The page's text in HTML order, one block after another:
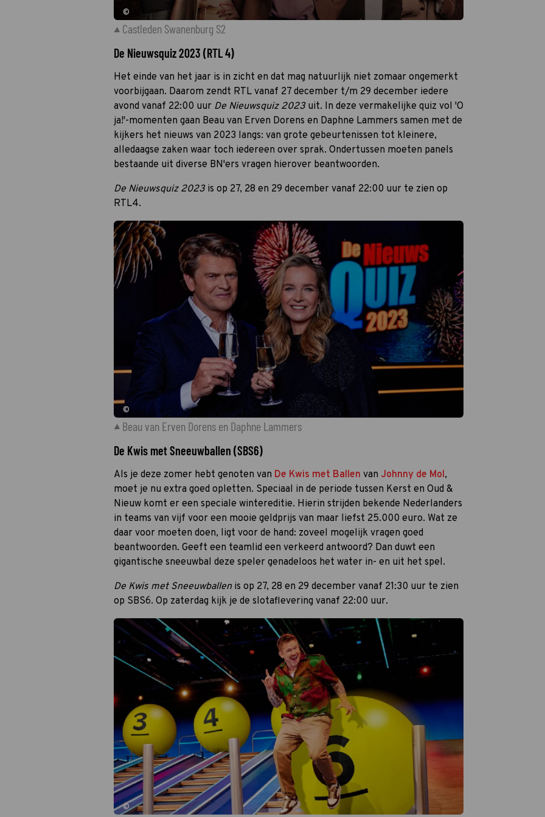
©
Castleden Swanenburg S2
De Nieuwsquiz 2023 (RTL 4)
Het einde van het jaar is in zicht en dat mag natuurlijk niet zomaar ongemerkt
voorbijgaan. Daarom zendt RTL vanaf 27 december t/m 29 december iedere
avond vanaf 22:00 uur De Nieuwsquiz 2023uit. In deze vermakelijke quiz vol 'O
ja!'-momenten gaan Beau van Erven Dorens en Daphne Lammers samen met de
kijkers het nieuws van 2023 langs: van grote gebeurtenissen tot kleinere,
alledaagse zaken waar toch iedereen over sprak. Ondertussen moeten panels
bestaande uit diverse BN'ers vragen hierover beantwoorden.
De Nieuwsquiz 2023is op 27, 28 en 29 december vanaf 22:00 uur te zien op
RTL4.
©
Beau van Erven Dorens en Daphne Lammers
De Kwis met Sneeuwballen (SBS6)
Als je deze zomer hebt genoten van De Kwis met Ballen van Johnny de Mol,
moet je nu extra goed opletten. Speciaal in de periode tussen Kerst en Oud &
Nieuw komt er een speciale wintereditie. Hierin strijden bekende Nederlanders
in teams van vijf voor een mooie geldprijs van maar liefst 25.000 euro. Wat ze
daar voor moeten doen, ligt voor de hand: zoveel mogelijk vragen goed
beantwoorden. Geeft een teamlid een verkeerd antwoord? Dan duwt een
gigantische sneeuwbal deze speler genadeloos het water in- en uit het spel.
De Kwis met Sneeuwballen is op 27, 28 en 29 december vanaf 21:30 uur te zien
op SBS6. Op zaterdag kijk je de slotaflevering vanaf 22:00 uur.
©